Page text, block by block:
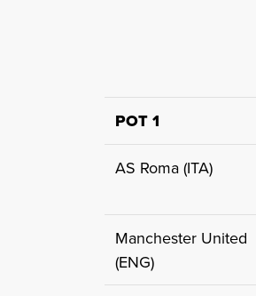
POT 1
AS Roma (ITA)
Manchester United
(ENG)